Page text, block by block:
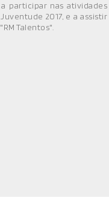
participar nas atividades
2017, e a assistir
Talentos".